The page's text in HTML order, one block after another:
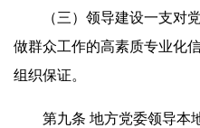
（三）领导建设一支对党
做群众工作的高素质专业化
组织保证。
第九条 地方党委领导本